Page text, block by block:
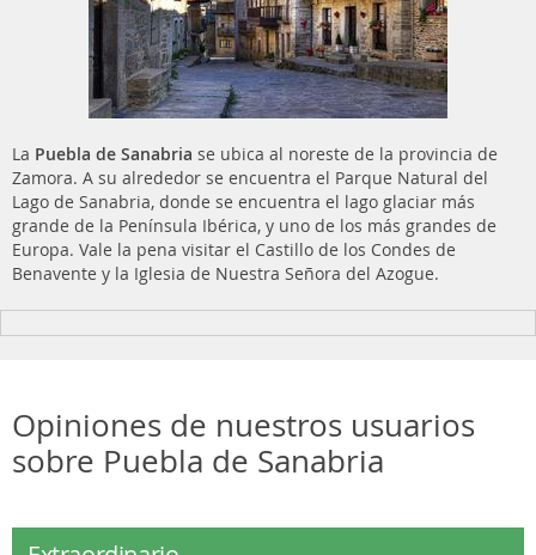
La Puebla de Sanabria se ubica al noreste de la provincia de
Zamora. A su alrededor se encuentra el Parque Natural del
Lago de Sanabria, donde se encuentra el lago glaciar más
grande de la Península Ibérica, y uno de los más grandes de
Europa. Vale la pena visitar el Castillo de los Condes de
Benavente y la Iglesia de Nuestra Señora del Azogue.
Opiniones de nuestros usuarios
sobre Puebla de Sanabria